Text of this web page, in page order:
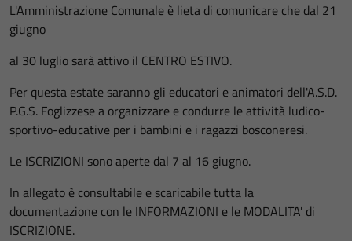
L'Amministrazione Comunale è lieta di comunicare che dal 21
giugno
al 30 luglio sarà attivo il CENTRO ESTIVO.
Per questa estate saranno gli educatori e animatori dell'A.S.D.
P.G.S. Foglizzese a organizzare e condurre le attività ludico-
sportivo-educative per i bambini e i ragazzi bosconeresi.
Le ISCRIZIONI sono aperte dal 7 al 16 giugno.
In allegato è consultabile e scaricabile tutta la
documentazione con le INFORMAZIONI e le MODALITA' di
ISCRIZIONE.